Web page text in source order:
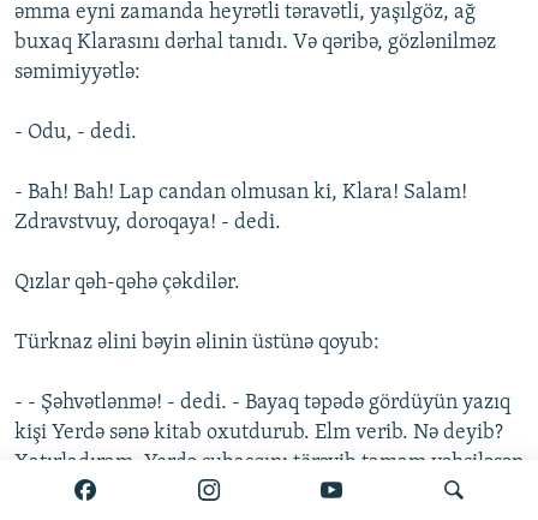
əmma eyni zamanda heyrətli təravətli, yaşılgöz, ağ
buxaq Klarasını dərhal tanıdı. Və qəribə, gözlənilməz
səmimiyyətlə:
- Odu, - dedi.
- Bah! Bah! Lap candan olmusan ki, Klara! Salam!
Zdravstvuy, doroqaya! - dedi.
Qızlar qəh-qəhə çəkdilər.
Türknaz əlini bəyin əlinin üstünə qoyub:
- - Şəhvətlənmə! - dedi. - Bayaq təpədə gördüyün yazıq
kişi Yerdə sənə kitab oxutdurub. Elm verib. Nə deyib?
Xatırladıram. Yerdə subasqını törəyib tamam vəhşiləşən
vaxtlarında insanın ən başlıca məşğuliyyəti sərvət olub,